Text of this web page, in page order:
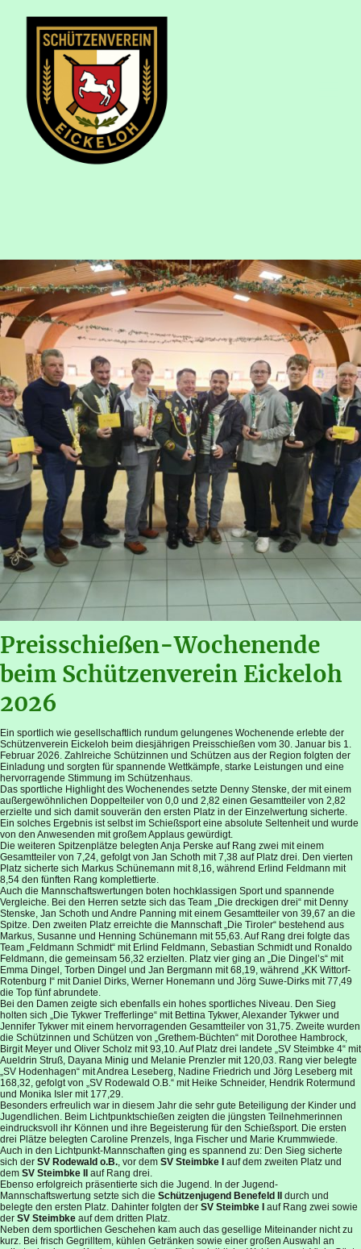
Preisschießen-Wochenende
beim Schützenverein Eickeloh
2026
Ein sportlich wie gesellschaftlich rundum gelungenes Wochenende erlebte der
Schützenverein Eickeloh beim diesjährigen Preisschießen vom 30. Januar bis 1.
Februar 2026. Zahlreiche Schützinnen und Schützen aus der Region folgten der
Einladung und sorgten für spannende Wettkämpfe, starke Leistungen und eine
hervorragende Stimmung im Schützenhaus.
Das sportliche Highlight des Wochenendes setzte Denny Stenske, der mit einem
außergewöhnlichen Doppelteiler von 0,0 und 2,82 einen Gesamtteiler von 2,82
erzielte und sich damit souverän den ersten Platz in der Einzelwertung sicherte.
Ein solches Ergebnis ist selbst im Schießsport eine absolute Seltenheit und wurde
von den Anwesenden mit großem Applaus gewürdigt.
Die weiteren Spitzenplätze belegten Anja Perske auf Rang zwei mit einem
Gesamtteiler von 7,24, gefolgt von Jan Schoth mit 7,38 auf Platz drei. Den vierten
Platz sicherte sich Markus Schünemann mit 8,16, während Erlind Feldmann mit
8,54 den fünften Rang komplettierte.
Auch die Mannschaftswertungen boten hochklassigen Sport und spannende
Vergleiche. Bei den Herren setzte sich das Team „Die dreckigen drei“ mit Denny
Stenske, Jan Schoth und Andre Panning mit einem Gesamtteiler von 39,67 an die
Spitze. Den zweiten Platz erreichte die Mannschaft „Die Tiroler“ bestehend aus
Markus, Susanne und Henning Schünemann mit 55,63. Auf Rang drei folgte das
Team „Feldmann Schmidt“ mit Erlind Feldmann, Sebastian Schmidt und Ronaldo
Feldmann, die gemeinsam 56,32 erzielten. Platz vier ging an „Die Dingel’s“ mit
Emma Dingel, Torben Dingel und Jan Bergmann mit 68,19, während „KK Wittorf-
Rotenburg I“ mit Daniel Dirks, Werner Honemann und Jörg Suwe-Dirks mit 77,49
die Top fünf abrundete.
Bei den Damen zeigte sich ebenfalls ein hohes sportliches Niveau. Den Sieg
holten sich „Die Tykwer Trefferlinge“ mit Bettina Tykwer, Alexander Tykwer und
Jennifer Tykwer mit einem hervorragenden Gesamtteiler von 31,75. Zweite wurden
die Schützinnen und Schützen von „Grethem-Büchten“ mit Dorothee Hambrock,
Birgit Meyer und Oliver Scholz mit 93,10. Auf Platz drei landete „SV Steimbke 4“ mit
Aueldrin Struß, Dayana Minig und Melanie Prenzler mit 120,03. Rang vier belegte
„SV Hodenhagen“ mit Andrea Leseberg, Nadine Friedrich und Jörg Leseberg mit
168,32, gefolgt von „SV Rodewald O.B.“ mit Heike Schneider, Hendrik Rotermund
und Monika Isler mit 177,29.
Besonders erfreulich war in diesem Jahr die sehr gute Beteiligung der Kinder und
Jugendlichen. Beim Lichtpunktschießen zeigten die jüngsten Teilnehmerinnen
eindrucksvoll ihr Können und ihre Begeisterung für den Schießsport. Die ersten
drei Plätze belegten Caroline Prenzels, Inga Fischer und Marie Krummwiede.
Auch in den Lichtpunkt-Mannschaften ging es spannend zu: Den Sieg sicherte
sich der SV Rodewald o.B., vor dem SV Steimbke I
auf dem zweiten Platz und
dem SV Steimbke II
auf Rang drei.
Ebenso erfolgreich präsentierte sich die Jugend. In der Jugend-
Mannschaftswertung setzte sich die Schützenjugend Benefeld II
durch und
belegte den ersten Platz. Dahinter folgten der SV Steimbke I
auf Rang zwei sowie
der SV Steimbke auf dem dritten Platz.
Neben dem sportlichen Geschehen kam auch das gesellige Miteinander nicht zu
kurz. Bei frisch Gegrilltem, kühlen Getränken sowie einer großen Auswahl an